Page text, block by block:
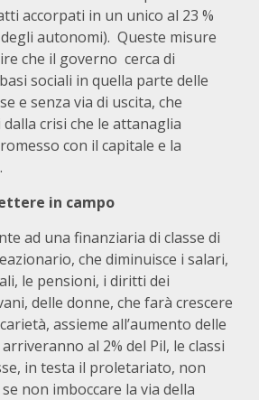
accorpati in un unico al 23 %
autonomi). Queste misure
che il governo cerca di
sociali in quella parte delle
e senza via di uscita, che
crisi che le attanaglia
con il capitale e la
in campo
ad una finanziaria di classe di
che diminuisce i salari,
le pensioni, i diritti dei
delle donne, che farà crescere
assieme all’aumento delle
al 2% del Pil, le classi
in testa il proletariato, non
non imboccare la via della